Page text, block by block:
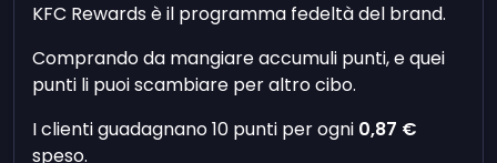
KFC Rewards è il programma fedeltà del brand.
Comprando da mangiare accumuli punti, e quei
punti li puoi scambiare per altro cibo.
I clienti guadagnano 10 punti per ogni 0,87 €
speso.